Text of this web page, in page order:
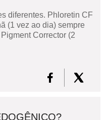
diferentes. Phloretin CF
(1 vez ao dia) sempre
Corrector (2